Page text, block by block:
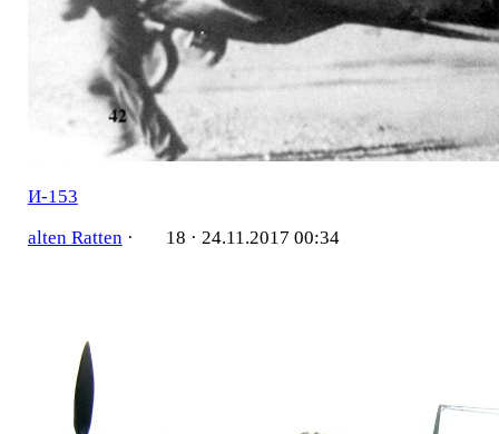
И-153
alten Ratten· 18 · 24.11.2017 00:34